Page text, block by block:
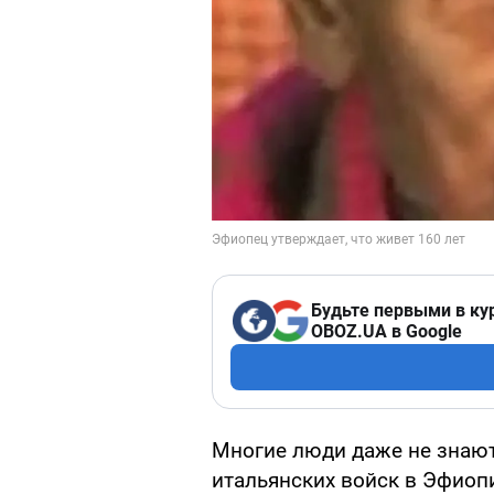
Будьте первыми в
OBOZ.UA в Google
Многие люди даже не
итальянских войск в